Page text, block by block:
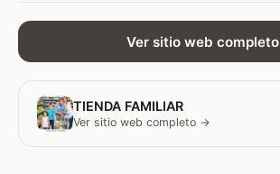
Ver sitio web completo
TIENDA FAMILIAR
Ver sitio web completo →